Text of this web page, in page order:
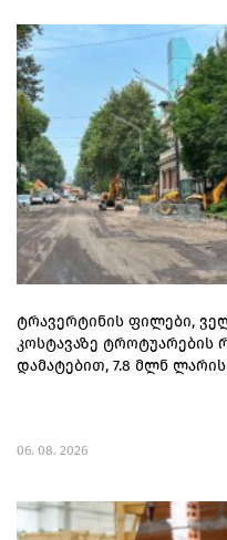
ტრავერტინის ფილები,
კოსტავაზე ტროტუარების
დამატებით, 7.8 მლნ
06. 08. 2026